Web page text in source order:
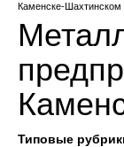
Каменске-Шахтинском
Типовые